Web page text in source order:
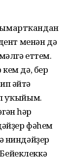
менән дә
еттем.
дә, бер
әйтә
уҡыйым.
һәр
фәһем
ниндәйҙер